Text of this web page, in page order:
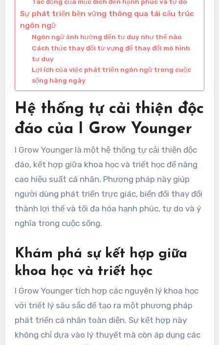
Sự phát triển bền vững thông qua tái cấu trúc
ngôn ngữ
Ngôn ngữ ảnh hưởng đến tư duy như thế nào
Cách thức thay đổi từ vựng để thay đổi mô hình
tư duy
Lợi ích của việc phát triển ngôn ngữ trong cuộc
sống hàng ngày
Hệ thống tự cải thiện độc
đáo của I Grow Younger
I Grow Younger là một hệ thống tự cải thiện độc
đáo, kết hợp giữa khoa học và triết học để nâng
cao hiệu suất cá nhân. Phương pháp này giúp
người dùng phát triển trực giác, biến đổi thay đổi
thành lợi thế và tối đa hóa hạnh phúc, tự do và ý
nghĩa trong cuộc sống.
Khám phá sự kết hợp giữa
khoa học và triết học
I Grow Younger tích hợp các nguyên lý khoa học
với triết lý sâu sắc để tạo ra một phương pháp
phát triển cá nhân toàn diện. Sự kết hợp này
không chỉ dựa vào lý thuyết mà còn áp dụng các